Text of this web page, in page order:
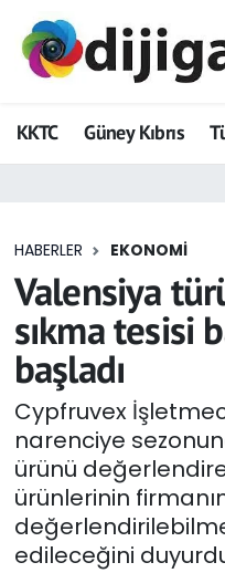
KKTC Güney Kıbrıs
HABERLER EKONOMI
Valensiya
sıkma tesisi
başladı
Cypfruvex
narenciye
ürünü
ürünlerinin
edileceğini
ADVERTORIAL
Dijigazete
Eğitim
Ekonomi
Foto Galeri
GEZİ
Güncel
Gündem
Hava Durumu
Trafik Durumu
Tüm Manşetler
Son Dakika
Haber Arşivi